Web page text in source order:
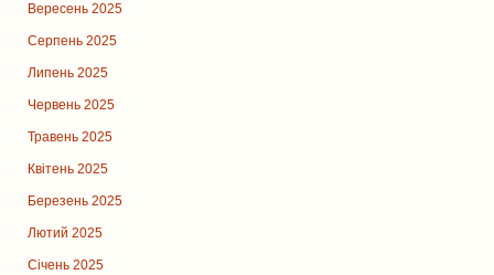
Вересень 2025
Серпень 2025
Липень 2025
Червень 2025
Травень 2025
Квітень 2025
Березень 2025
Лютий 2025
Січень 2025